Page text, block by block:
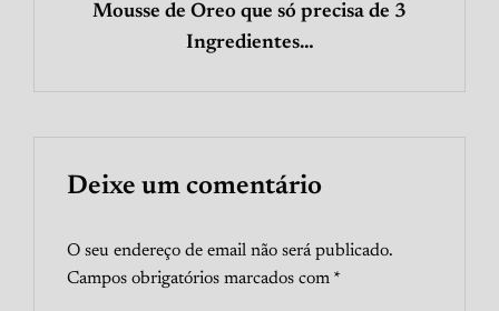
Mousse de Oreo que só precisa de 3
Ingredientes…
Deixe um comentário
O seu endereço de email não será publicado.
Campos obrigatórios marcados com *